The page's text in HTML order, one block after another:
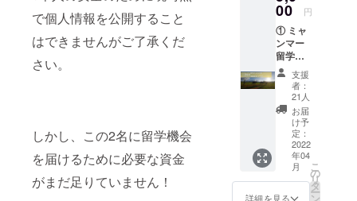
で個人情報を公開すること
はできませんがご了承くだ
さい。
しかし、この2名に留学機会
を届けるために必要な資金
がまだ足りていません！
4月頃、
ミャン
マー留
学生の
受け入
れが出
来まし
たら、
学生か
らの手
紙を添
えた活
動報告
書をご
登録い
ただい
00 円
① ミャ
ンマー
留学生
からの
お手紙
（2022
年4月
頃） ②
活動報
告書
（2022
年4月頃
から24
年4月ま
支援
者：
21人
お届
け予
定：
2022
年04
月
詳細を見る
こ
の
リ
タ
ー
ン